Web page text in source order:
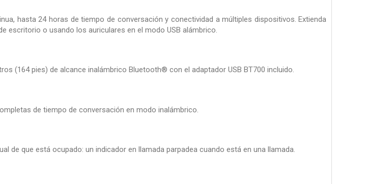
hasta 24 horas de tiempo de conversación y conectividad a múltiples dispositivos. Extienda
escritorio o usando los auriculares en el modo USB alámbrico.
(164 pies) de alcance inalámbrico Bluetooth® con el adaptador USB BT700 incluido.
de tiempo de conversación en modo inalámbrico.
de que está ocupado: un indicador en llamada parpadea cuando está en una llamada.